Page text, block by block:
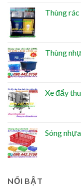
Thùng
Thùng
Xe đẩy
Sóng
NỔI BẬT